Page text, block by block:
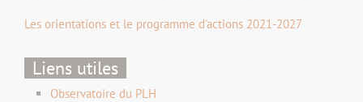
Les orientations et le programme d'actions 2021-2027
Liens utiles
Observatoire du PLH